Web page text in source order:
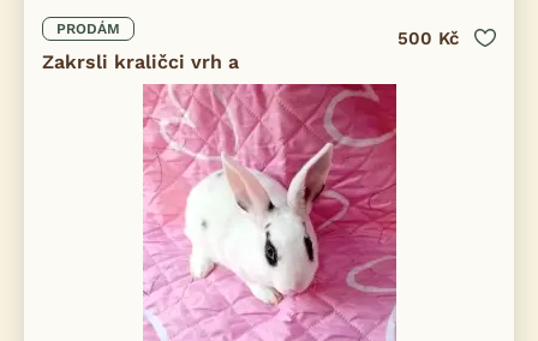
PRODÁM
Zakrsli kraličci vrh a
500 Kč